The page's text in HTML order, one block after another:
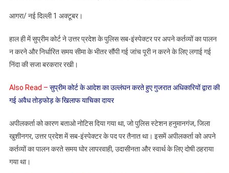
समय
पर
न
यूपी
पुलिस
के
आगरा/ नई दिल्ली 1 अक्टूबर।
हाल ही में सुप्रीम कोर्ट ने उत्तर प्रदेश के पुलिस सब-इंस्पेक्टर पर अपने कर्तव्यों का पालन
न करने और निर्धारित समय सीमा के भीतर सौंपी गई जांच पूरी न करने के लिए लगाई गई
निंदा की सजा बरकरार रखी।
Also Read – सुप्रीम कोर्ट के आदेश का उल्लंघन करते हुए गुजरात अधिकारियों द्वारा की
गई अवैध तोड़फोड़ के खिलाफ याचिका दायर
अपीलकर्ता को कारण बताओ नोटिस दिया गया था, जो पुलिस स्टेशन हनुमानगंज, जिला
खुशीनगर, उत्तर प्रदेश में सब-इंस्पेक्टर के पद पर तैनात था। इसमें अपीलकर्ता को अपने
कर्तव्यों का पालन करते समय घोर लापरवाही, उदासीनता और स्वार्थ के लिए दोषी ठहराया
गया था।